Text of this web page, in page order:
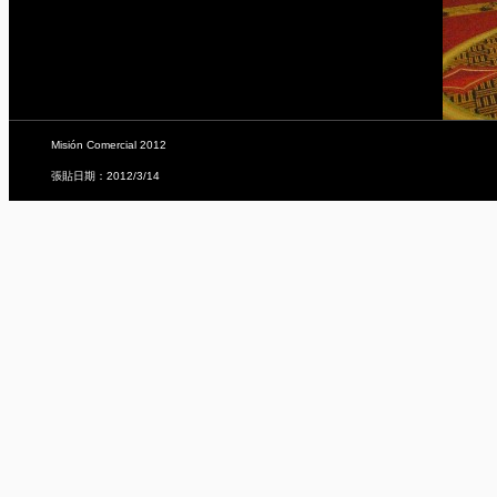
Misión Comercial 2012
張貼日期：2012/3/14